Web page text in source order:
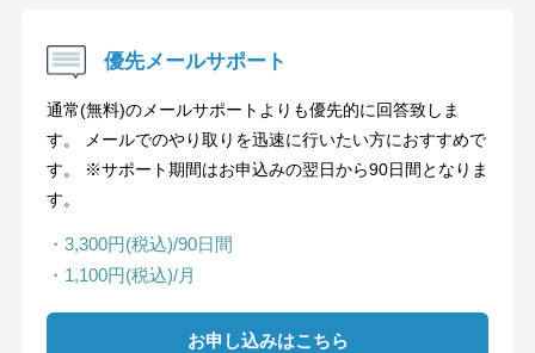
優先メールサポート
通常(無料)のメールサポートよりも優先的に回答致しま
す。 メールでのやり取りを迅速に行いたい方におすすめで
す。 ※サポート期間はお申込みの翌日から90日間となりま
す。
・3,300円(税込)/90日間
・1,100円(税込)/月
お申し込みはこちら